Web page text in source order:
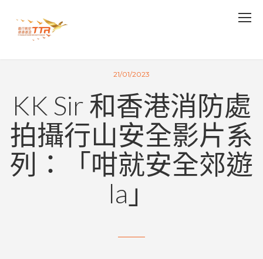
21/01/2023
KK Sir 和香港消防處
拍攝行山安全影片系
列：「咁就安全郊遊
la」